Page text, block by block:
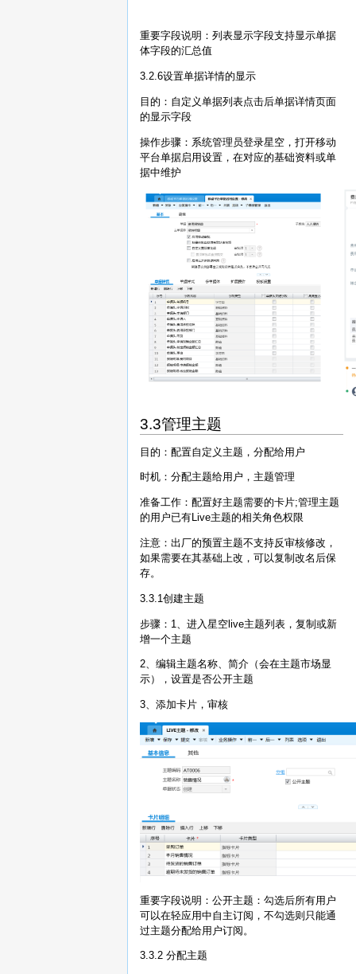
重要字段说明：列表显示字段支持显示单据
体字段的汇总值
3.2.6设置单据详情的显示
目的：自定义单据列表点击后单据详情页面
的显示字段
操作步骤：系统管理员登录星空，打开移动
平台单据启用设置，在对应的基础资料或单
据中维护
3.3管理主题
目的：配置自定义主题，分配给用户
时机：分配主题给用户，主题管理
准备工作：配置好主题需要的卡片;管理主题
的用户已有Live主题的相关角色权限
注意：出厂的预置主题不支持反审核修改，
如果需要在其基础上改，可以复制改名后保
存。
3.3.1创建主题
步骤：1、进入星空live主题列表，复制或新
增一个主题
2、编辑主题名称、简介（会在主题市场显
示），设置是否公开主题
3、添加卡片，审核
重要字段说明：公开主题：勾选后所有用户
可以在轻应用中自主订阅，不勾选则只能通
过主题分配给用户订阅。
3.3.2 分配主题